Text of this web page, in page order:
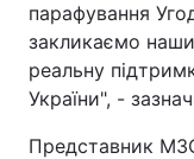
парафування
закликаємо
реальну
України", -
Представник